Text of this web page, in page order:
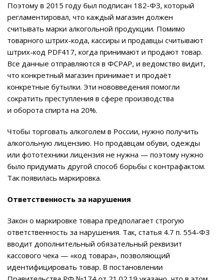
Поэтому в 2015 году был подписан 182-ФЗ, который
регламентировал, что каждый магазин должен
считывать марки алкогольной продукции. Помимо
товарного штрих-кода, кассиры и продавцы считывают
штрих-код PDF417, когда принимают и продают товар.
Все данные отправляются в ФСРАР, и ведомство видит,
что конкретный магазин принимает и продаёт
конкретные бутылки. Эти нововведения помогли
сократить преступления в сфере производства
и оборота спирта на 20%.
Чтобы торговать алкоголем в России, нужно получить
алкогольную лицензию. Но продавцам обуви, одежды
или фототехники лицензия не нужна — поэтому нужно
было придумать другой способ борьбы с контрафактом.
Так появилась маркировка.
Ответственность за нарушения
Закон о маркировке товара предполагает строгую
ответственность за нарушения. Так, статья 4.7 п. 554-ФЗ
вводит дополнительный обязательный реквизит
кассового чека — «код товара», позволяющий
идентифицировать товар. В постановлении